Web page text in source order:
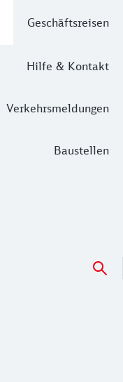
Geschäftsreisen
Hilfe & Kontakt
Verkehrsmeldungen
Baustellen